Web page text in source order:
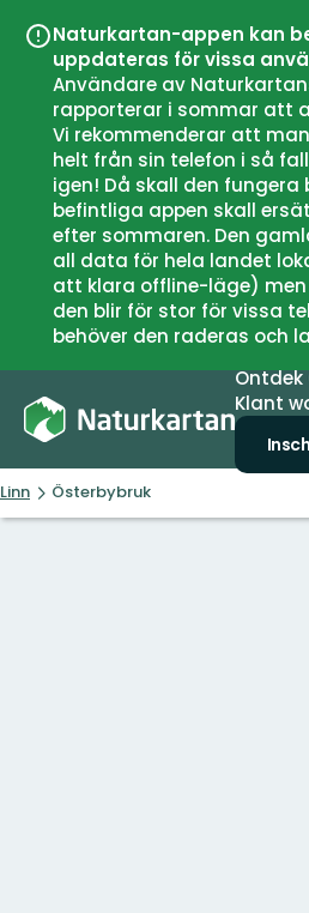
Naturkartan-appen kan
uppdateras för vissa
Användare av
rapporterar i sommar att
Vi rekommenderar att
helt från sin telefon i så
igen! Då skall den fungera
befintliga appen skall
efter sommaren. Den
all data för hela landet
att klara offline-läge)
den blir för stor för vissa
behöver den raderas och
Ontdek
Klant
Linn Österbybruk